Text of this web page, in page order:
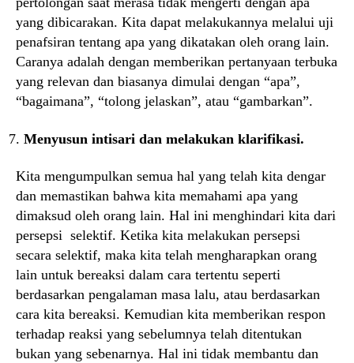
yang dibicarakan. Kita dapat melakukannya melalui uji
penafsiran tentang apa yang dikatakan oleh orang lain.
Caranya adalah dengan memberikan pertanyaan terbuka
yang relevan dan biasanya dimulai dengan “apa”,
“bagaimana”, “tolong jelaskan”, atau “gambarkan”.
Menyusun intisari dan melakukan klarifikasi.
Kita mengumpulkan semua hal yang telah kita dengar
dan memastikan bahwa kita memahami apa yang
dimaksud oleh orang lain. Hal ini menghindari kita dari
persepsi selektif. Ketika kita melakukan persepsi
secara selektif, maka kita telah mengharapkan orang
lain untuk bereaksi dalam cara tertentu seperti
berdasarkan pengalaman masa lalu, atau berdasarkan
cara kita bereaksi. Kemudian kita memberikan respon
terhadap reaksi yang sebelumnya telah ditentukan
bukan yang sebenarnya. Hal ini tidak membantu dan